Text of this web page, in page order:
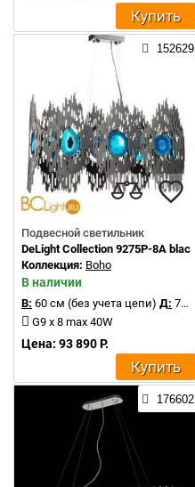
Купить
152629
Подвесной светильник
DeLight Collection 9275P-8A black
Коллекция: Boho
В наличии
В: 60 см (без учета цепи) Д: 70 см
G9 x 8 max 40W
Цена: 93 890 Р.
Купить
176602